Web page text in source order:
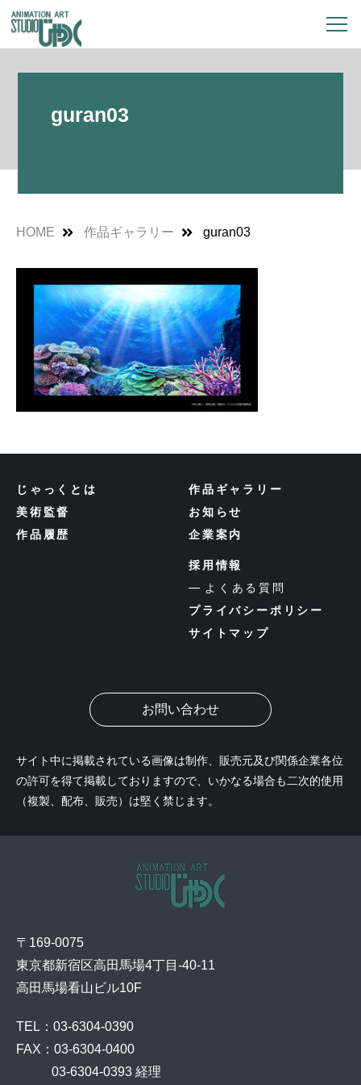
guran03
HOME 作品ギャラリー guran03
〒169-0075
東京都新宿区高田馬場4丁目-40-11
高田馬場看山ビル10F
TEL：03-6304-0390
FAX：03-6304-0400
03-6304-0393 経理
じゃっくとは
美術監督
作品履歴
作品ギャラリー
お知らせ
企業案内
採用情報
よくある質問
プライバシーポリシー
サイトマップ
お問い合わせ
サイト中に掲載されている画像は制作、販売元及び関係企業各位
の許可を得て掲載しておりますので、いかなる場合も二次的使用
（複製、配布、販売）は堅く禁じます。